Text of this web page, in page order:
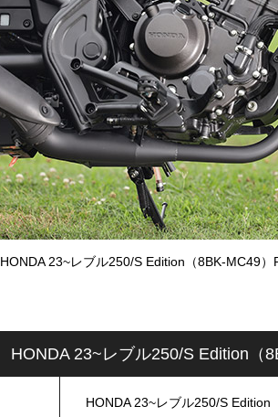
HONDA 23~レブル250/S Edition（8BK-MC49
HONDA 23~レブル250/S Edition（
HONDA 23~レブル250/S Edition